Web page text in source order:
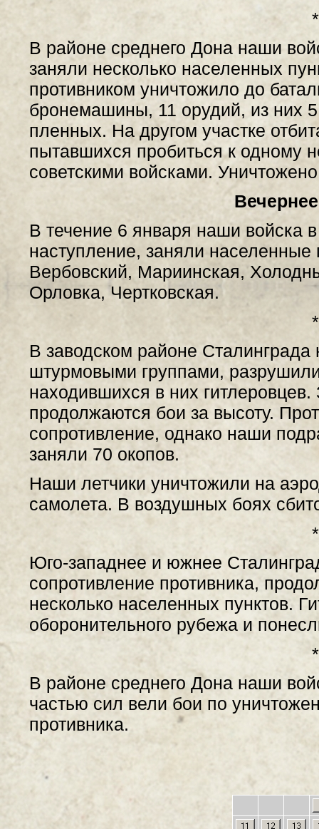
В районе среднего Дона наши
заняли несколько населенных
противником уничтожило до
бронемашины, 11 орудий, из них
пленных. На другом участке
пытавшихся пробиться к одному
советскими войсками.
В течение 6 января наши войска
наступление, заняли населенные
Вербовский, Мариинская,
Орловка, Чертковская.
В заводском районе
штурмовыми группами,
находившихся в них
продолжаются бои за высоту.
сопротивление, однако наши
заняли 70 окопов.
Наши летчики уничтожили на
самолета. В воздушных боях
Юго-западнее и южнее
сопротивление противника,
несколько населенных пунктов.
оборонительного рубежа и
В районе среднего Дона наши
частью сил вели бои по
противника.